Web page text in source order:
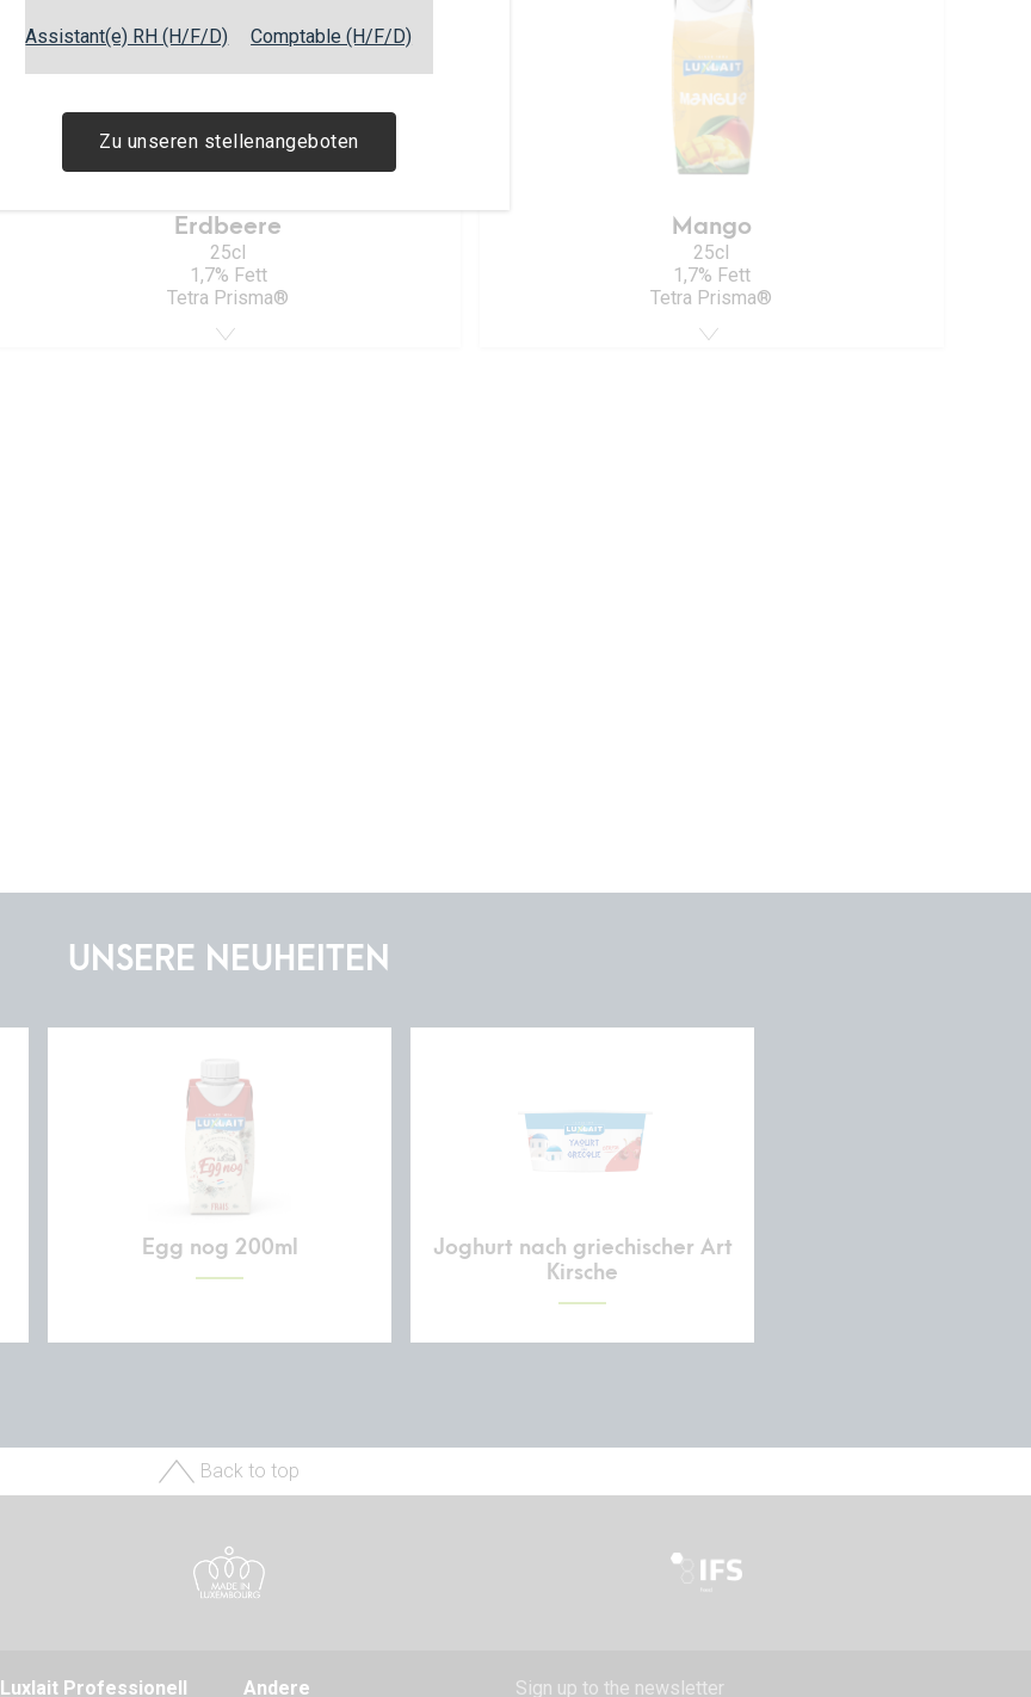
Assistant(e) RH (H/F/D) Comptable (H/F/D)
Zu unseren stellenangeboten
Erdbeere
25cl
1,7% Fett
Tetra Prisma®
Mango
25cl
1,7% Fett
Tetra Prisma®
UNSERE NEUHEITEN
Egg nog 200ml
Joghurt nach griechischer Art
Kirsche
Back to top
Luxlait Pro­fes­si­o­nell Andere